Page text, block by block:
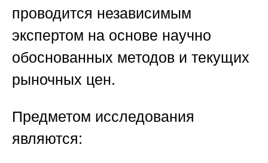
проводится независимым
экспертом на основе научно
обоснованных методов и текущих
рыночных цен.
Предметом исследования
являются: